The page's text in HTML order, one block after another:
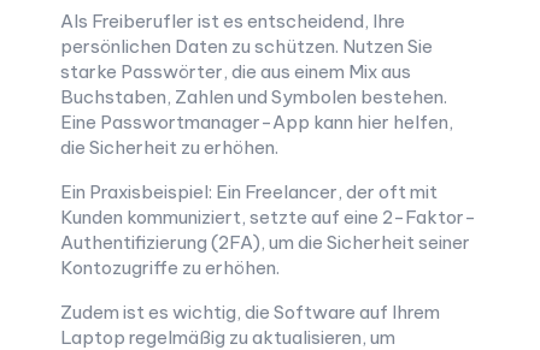
Als Freiberufler ist es entscheidend, Ihre
persönlichen Daten zu schützen. Nutzen Sie
starke Passwörter, die aus einem Mix aus
Buchstaben, Zahlen und Symbolen bestehen.
Eine Passwortmanager-App kann hier helfen,
die Sicherheit zu erhöhen.
Ein Praxisbeispiel: Ein Freelancer, der oft mit
Kunden kommuniziert, setzte auf eine 2-Faktor-
Authentifizierung (2FA), um die Sicherheit seiner
Kontozugriffe zu erhöhen.
Zudem ist es wichtig, die Software auf Ihrem
Laptop regelmäßig zu aktualisieren, um